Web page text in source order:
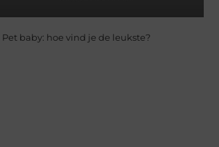
Pet baby: hoe vind je de leukste?